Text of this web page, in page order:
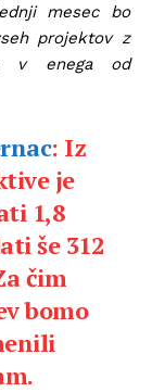
mesec bo
projektov z
v enega od
: Iz
je
1,8
še 312
čim
bomo